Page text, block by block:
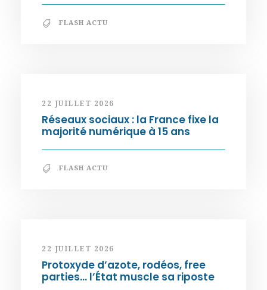
FLASH ACTU
22 JUILLET 2026
Réseaux sociaux : la France fixe la
majorité numérique à 15 ans
FLASH ACTU
22 JUILLET 2026
Protoxyde d’azote, rodéos, free
parties… l’État muscle sa riposte